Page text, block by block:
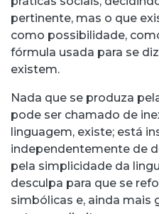
pertinente, mas o que
como possibilidade,
fórmula usada para se
existem.
Nada que se produza
pode ser chamado de
linguagem, existe; está
independentemente de
pela simplicidade da
desculpa para que se
simbólicas e, ainda mais